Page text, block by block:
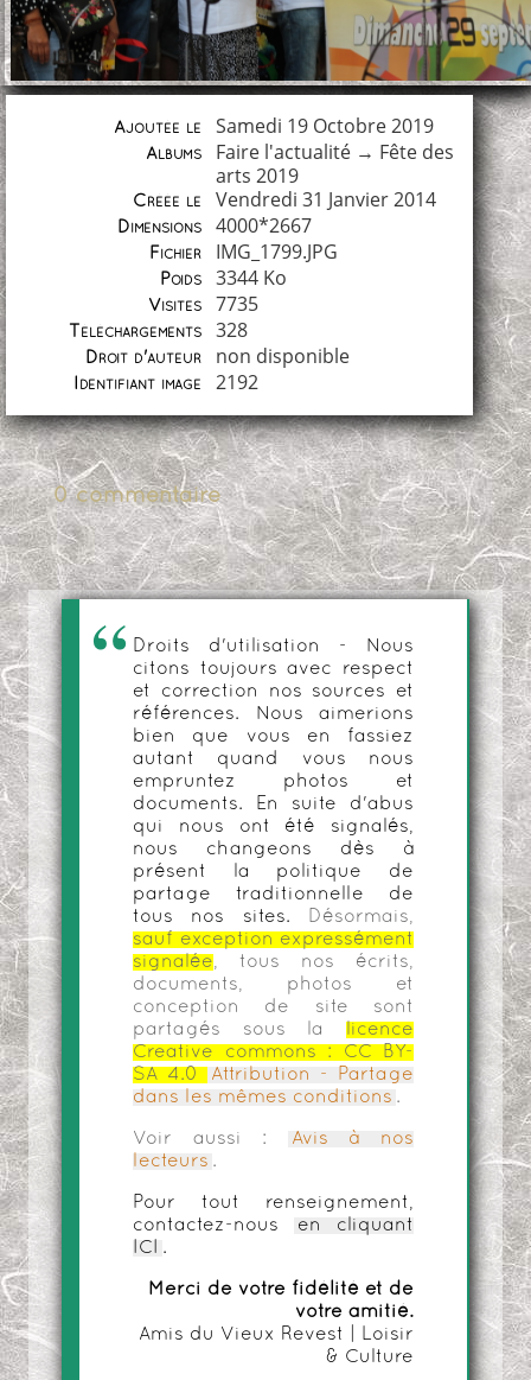
Ajoutée le Samedi 19 Octobre 2019
Albums Faire l'actualité→ Fête des
arts 2019
Créée le Vendredi 31 Janvier 2014
Dimensions 4000*2667
Fichier IMG_1799.JPG
Poids 3344 Ko
Visites 7735
Téléchargements 328
Droit d'auteur non disponible
Identifiant image 2192
0 commentaire
Droits d'utilisation - Nous
citons toujours avec respect
et correction nos sources et
références. Nous aimerions
bien que vous en fassiez
autant quand vous nous
empruntez photos et
documents. En suite d'abus
qui nous ont été signalés,
nous changeons dès à
présent la politique de
partage traditionnelle de
tous nos sites.
Désormais,
sauf exception expressément
signalée, tous nos écrits,
documents, photos et
conception de site sont
partagés sous la
licence
Creative commons :
CC BY-
SA 4.0
Attribution - Partage
dans les mêmes conditions .
Voir aussi :
Avis à nos
lecteurs .
Pour tout renseignement,
contactez-nous
en cliquant
ICI
.
Merci de votre fidélité et de
votre amitié.
Amis du Vieux Revest | Loisir
& Culture